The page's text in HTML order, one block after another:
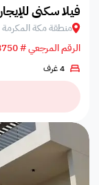
فيلا سكني
منطقة مكة
الرقم المرجعي # 98750
4 غرف